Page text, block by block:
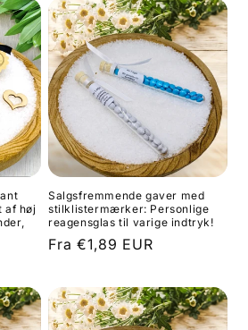
af høj
Salgsfremmende gaver med
stilklistermærker: Personlige
reagensglas til varige indtryk!
Normalpris
Fra €1,89 EUR